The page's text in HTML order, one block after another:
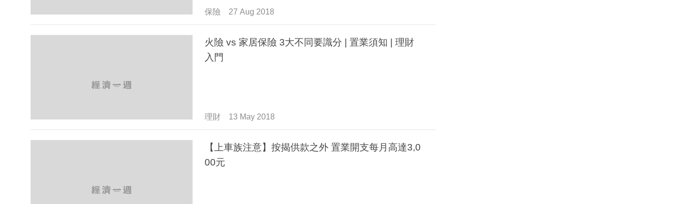
保險 27 Aug 2018
火險 vs 家居保險 3大不同要識分 | 置業須知 | 理財
入門
理財 13 May 2018
【上車族注意】按揭供款之外 置業開支每月高達3,0
00元